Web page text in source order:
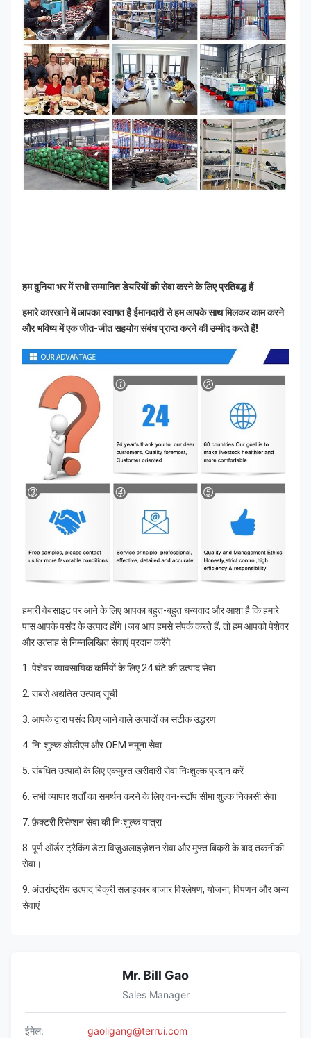
हम दुनिया भर में सभी सम्मानित डेयरियों की सेवा करने के लिए प्रतिबद्ध हैं
हमारे कारखाने में आपका स्वागत है ईमानदारी से हम आपके साथ मिलकर काम करने
और भविष्य में एक जीत-जीत सहयोग संबंध प्राप्त करने की उम्मीद करते हैं!
हमारी वेबसाइट पर आने के लिए आपका बहुत-बहुत धन्यवाद और आशा है कि हमारे
पास आपके पसंद के उत्पाद होंगे।जब आप हमसे संपर्क करते हैं, तो हम आपको पेशेवर
और उत्साह से निम्नलिखित सेवाएं प्रदान करेंगे:
1. पेशेवर व्यावसायिक कर्मियों के लिए 24 घंटे की उत्पाद सेवा
2. सबसे अद्यतित उत्पाद सूची
3. आपके द्वारा पसंद किए जाने वाले उत्पादों का सटीक उद्धरण
4. नि: शुल्क ओडीएम और OEM नमूना सेवा
5. संबंधित उत्पादों के लिए एकमुश्त खरीदारी सेवा निःशुल्क प्रदान करें
6. सभी व्यापार शर्तों का समर्थन करने के लिए वन-स्टॉप सीमा शुल्क निकासी सेवा
7. फ़ैक्टरी रिसेप्शन सेवा की निःशुल्क यात्रा
8. पूर्ण ऑर्डर ट्रैकिंग डेटा विज़ुअलाइज़ेशन सेवा और मुफ्त बिक्री के बाद तकनीकी
सेवा।
9. अंतर्राष्ट्रीय उत्पाद बिक्री सलाहकार बाजार विश्लेषण, योजना, विपणन और अन्य
सेवाएं
Mr. Bill Gao
Sales Manager
ईमेल:
gaoligang@terrui.com